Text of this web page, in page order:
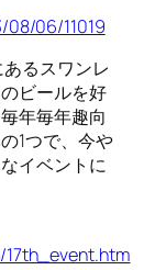
06/11019
るスワンレ
ビールを好
年毎年趣向
1つで、今や
イベントに